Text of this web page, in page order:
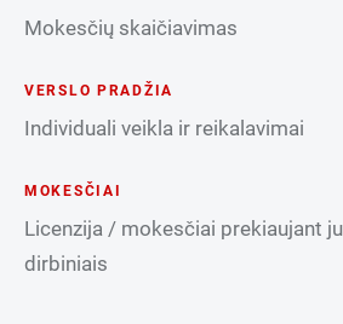
Mokesčių skaičiavimas
VERSLO PRADŽIA
Individuali veikla ir reikalavimai
MOKESČIAI
Licenzija / mokesčiai prekiaujant
dirbiniais